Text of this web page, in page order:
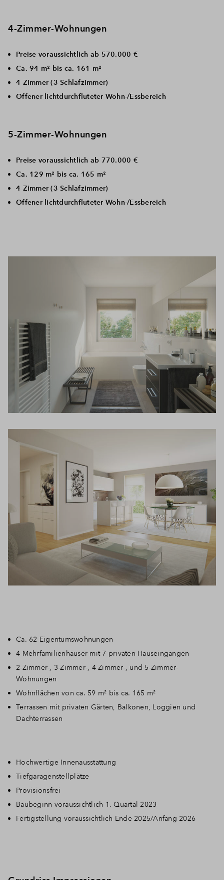
4-Zimmer-Wohnungen
Preise voraussichtlich ab 570.000 €
Ca. 94 m² bis ca. 161 m²
4 Zimmer (3 Schlafzimmer)
Offener lichtdurchfluteter Wohn-/Essbereich
5-Zimmer-Wohnungen
Preise voraussichtlich ab 770.000 €
Ca. 129 m² bis ca. 165 m²
4 Zimmer (3 Schlafzimmer)
Offener lichtdurchfluteter Wohn-/Essbereich
Ca. 62 Eigentumswohnungen
4 Mehrfamilienhäuser mit 7 privaten Hauseingängen
2-Zimmer-, 3-Zimmer-, 4-Zimmer-, und 5-Zimmer-
Wohnungen
Wohnflächen von ca. 59 m² bis ca. 165 m²
Terrassen mit privaten Gärten, Balkonen, Loggien und
Dachterrassen
Hochwertige Innenausstattung
Tiefgaragenstellplätze
Provisionsfrei
Baubeginn voraussichtlich 1. Quartal 2023
Fertigstellung voraussichtlich Ende 2025/Anfang 2026